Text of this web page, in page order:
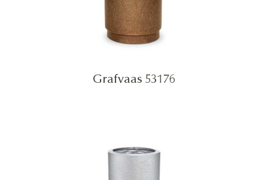
Grafvaas 53176